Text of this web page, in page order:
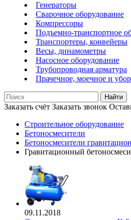
Генераторы
Сварочное оборудование
Компрессоры
Подъемно-транспортное
Транспортеры, конвейеры
Весы, динамометры
Насосное оборудование
Трубопроводная арматура
Прачечное, моечное и
Найти
Заказать счёт Заказать звонок
Строительное оборудование
Бетоносмесители
Бетоносмесители
Гравитационный
09.11.2018